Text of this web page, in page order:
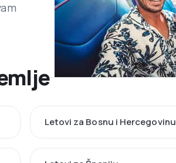
Letovi za Bosnu i Hercegovinu